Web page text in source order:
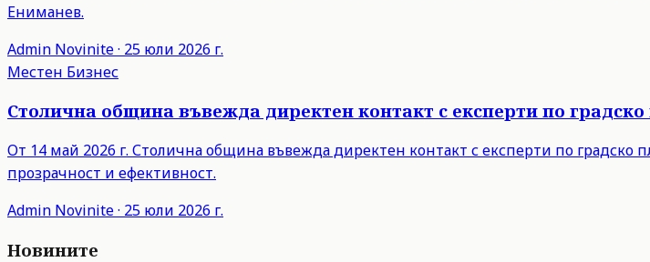
Ениманев.
Admin Novinite· 25 юли 2026 г.
Местен Бизнес
Столична община въвежда директен контакт с експерти по
От 14 май 2026 г. Столична община въвежда директен контакт с експерти по
прозрачност и ефективност.
Admin Novinite· 25 юли 2026 г.
Новините